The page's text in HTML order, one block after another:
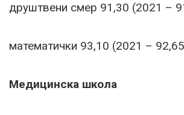
друштвени смер 91,30 (2021 –
математички 93,10 (2021 –
Медицинска школа